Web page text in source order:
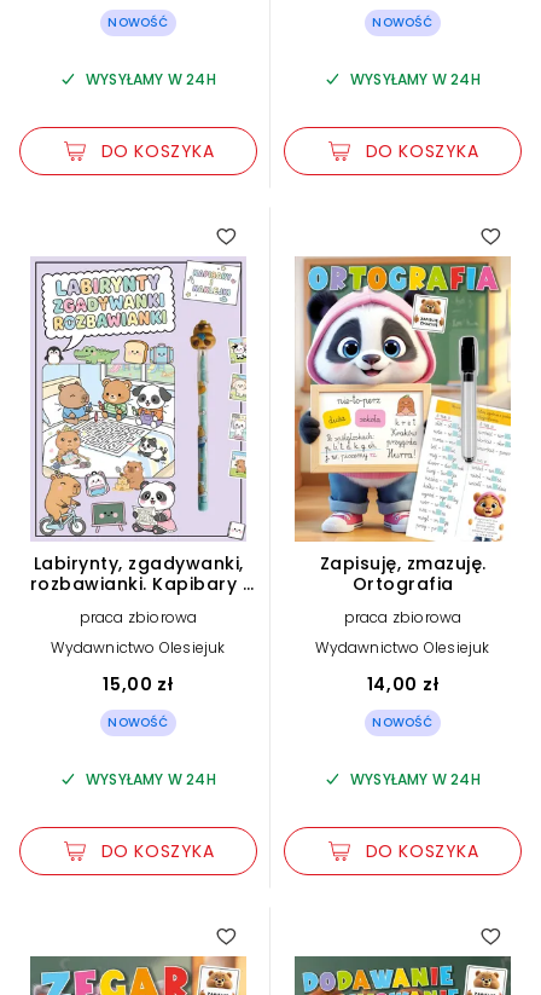
NOWOŚĆ
WYSYŁAMY W 24H
DO KOSZYKA
NOWOŚĆ
WYSYŁAMY W 24H
DO KOSZYKA
Labirynty, zgadywanki,
rozbawianki. Kapibary i
praca zbiorowa
Wydawnictwo Olesiejuk
15,00 zł
NOWOŚĆ
WYSYŁAMY W 24H
DO KOSZYKA
Zapisuję, zmazuję.
Ortografia
praca zbiorowa
Wydawnictwo Olesiejuk
14,00 zł
NOWOŚĆ
WYSYŁAMY W 24H
DO KOSZYKA